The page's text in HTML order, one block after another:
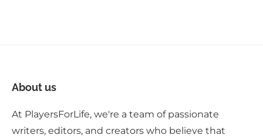
About us
At PlayersForLife, we're a team of passionate
writers, editors, and creators who believe that